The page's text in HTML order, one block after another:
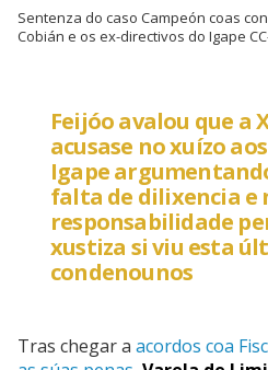
Sentenza do caso Campeón coas
Cobián e os ex-directivos do Igape
Feijóo avalou que a
acusase no xuízo
Igape
falta de dilixencia e
responsabilidade
xustiza si viu esta
condenounos
Tras chegar a acordos coa